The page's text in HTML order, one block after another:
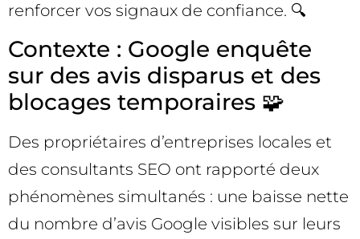
renforcer vos signaux de confiance. 🔍
Contexte : Google enquête
sur des avis disparus et des
blocages temporaires 🧩
Des propriétaires d’entreprises locales et
des consultants SEO ont rapporté deux
phénomènes simultanés : une baisse nette
du nombre d’avis Google visibles sur leurs